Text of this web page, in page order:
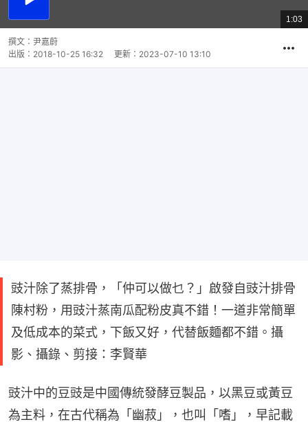
播
總
共
1:03
撰文： 尹嘉蔚
出版： 2018-10-25 16:32 更新： 2023-07-10 13:10
豉汁除了蒸排骨，「仲可以做乜？」啟發自豉汁排骨
陳村粉，用豉汁蒸南瓜配粉皮真不錯！一道非常簡單
及低成本的菜式，下飯又好，代替飯麵都不錯。攝
影、攝錄、剪接：李賢華
豉汁中的豆豉是中國傳統發酵豆製品，以黑豆或黃豆
為主料，在古代稱為「幽菽」，也叫「嗜」，早記載